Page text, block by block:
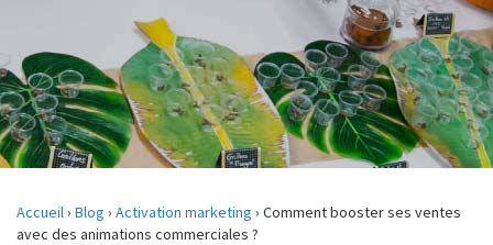
Accueil› Blog › Activation marketing › Comment booster ses ventes
avec des animations commerciales ?